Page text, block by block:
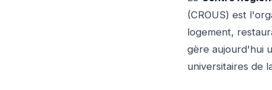
(CROUS) est
logement,
gère aujourd'hui
universitaires de